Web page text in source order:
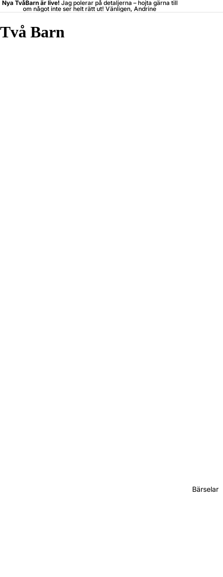
Nya TvåBarn är live! Jag polerar på detaljerna – hojta gärna till
om något inte ser helt rätt ut! Vänligen, Andrine
Två Barn
Bärselar